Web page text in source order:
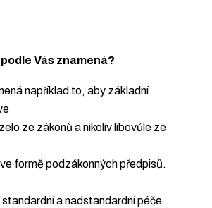
Vás znamená?
například to, aby základní
ze zákonů a nikoliv libovůle ze
formě podzákonných předpisů.
a nadstandardní péče